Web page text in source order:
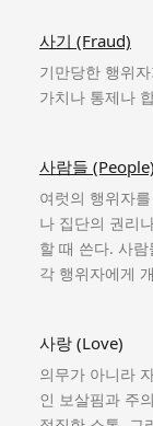
사기 (Fraud)
기만당한 행위
가치나 통제나
사람들 (People)
여럿의 행위자
나 집단의 권리
할 때 쓴다. 사
각 행위자에게
사랑 (Love)
의무가 아니라
인 보살핌과 주